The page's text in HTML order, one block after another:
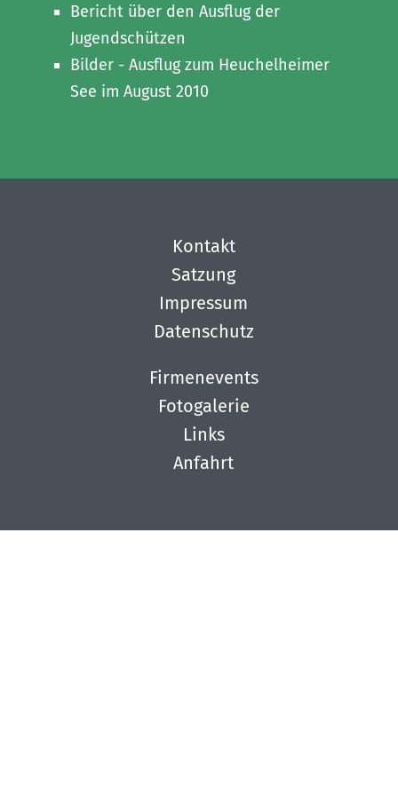
Bericht über den Ausflug der
Jugendschützen
Bilder - Ausflug zum Heuchelheimer
See im August 2010
Kontakt
Satzung
Impressum
Datenschutz
Firmenevents
Fotogalerie
Links
Anfahrt